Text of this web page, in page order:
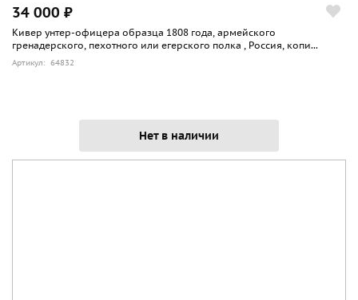
34 000 ₽
Кивер унтер-офицера образца 1808 года, армейского
гренадерского, пехотного или егерского полка , Россия, копи...
Артикул: 64832
Нет в наличии